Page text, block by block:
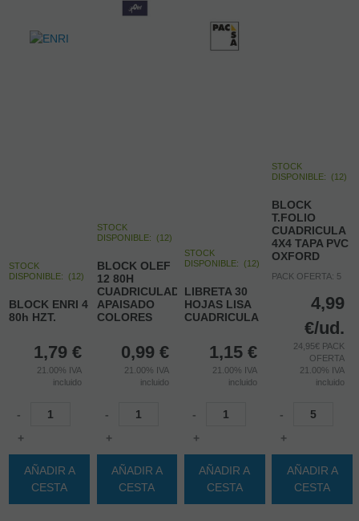
STOCK
DISPONIBLE: (12)
BLOCK ENRI 4
80h HZT.
1,79 €
21.00% IVA
incluido
-
+
AÑADIR A
CESTA
STOCK
DISPONIBLE:
(12)
BLOCK OLEF
12 80H
CUADRICULADO
APAISADO
COLORES
0,99 €
21.00% IVA
incluido
-
+
AÑADIR A
CESTA
STOCK
DISPONIBLE: (12)
LIBRETA 30
HOJAS LISA
CUADRICULA
1,15 €
21.00% IVA
incluido
-
+
AÑADIR A
CESTA
STOCK
DISPONIBLE: (12)
BLOCK
T.FOLIO
CUADRICULA
4X4 TAPA PVC
OXFORD
PACK OFERTA: 5
4,99
€/ud.
24,95€ PACK
OFERTA
21.00% IVA
incluido
-
+
AÑADIR A
CESTA